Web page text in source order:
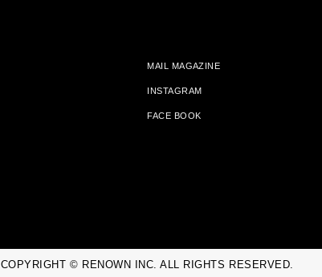
MAIL MAGAZINE
INSTAGRAM
FACE BOOK
COPYRIGHT © RENOWN INC. ALL RIGHTS RESERVED.